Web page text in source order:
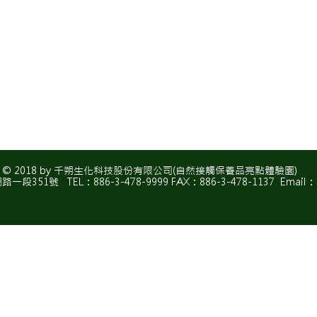
© 2018 by 千朔生化科技股份有限公司(自然接觸保養品亮點體驗園)
路一段351號 TEL：886-3-478-9999 FAX：886-3-478-1137 Email：